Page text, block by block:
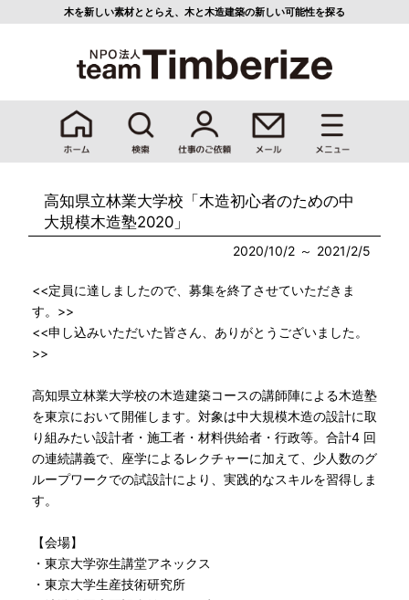
木を新しい素材ととらえ、 木と木造建築の新しい可能性を探る
高知県立林業大学校「木造初心者のための中
大規模木造塾2020」
2020/10/2 2021/2/5
<<定員に達しましたので、募集を終了させていただきま
す。>>
<<申し込みいただいた皆さん、ありがとうございました。
>>
高知県立林業大学校の木造建築コースの講師陣による木造塾
を東京において開催します。対象は中大規模木造の設計に取
り組みたい設計者・施工者・材料供給者・行政等。合計4 回
の連続講義で、座学によるレクチャーに加えて、少人数のグ
ループワークでの試設計により、実践的なスキルを習得しま
す。
【会場】
・東京大学弥生講堂アネックス
・東京大学生産技術研究所